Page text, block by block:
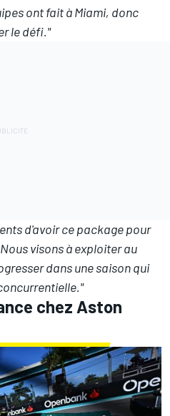
ont fait à Miami, donc
le défi."
d'avoir ce package pour
visons à exploiter au
dans une saison qui
chez Aston